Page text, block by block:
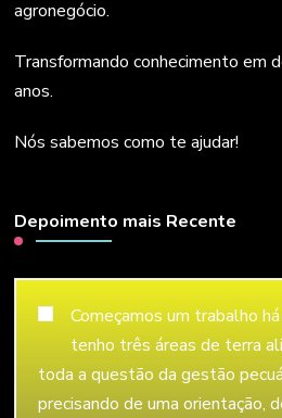
agronegócio.
Transformando conhecimento em
anos.
Nós sabemos como te ajudar!
Depoimento mais Recente
Começamos um trabalho
tenho três áreas de terra
toda a questão da gestão
precisando de uma orientação,